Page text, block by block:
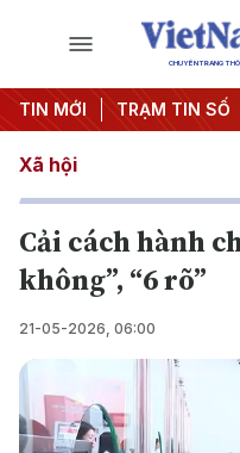
CHUYÊN TRANG
TIN MỚI TRẠM TIN SỐ
#APEC 2027 #Đưa Nghị
Xã hội
Cải cách hành
không”, “6 rõ”
21-05-2026, 06:00